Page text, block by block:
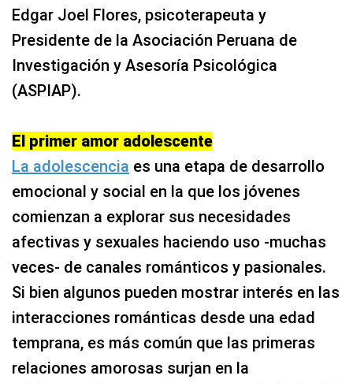
Edgar Joel Flores, psicoterapeuta y
Presidente de la Asociación Peruana de
Investigación y Asesoría Psicológica
(ASPIAP).
El primer amor adolescente
La adolescencia es una etapa de desarrollo
emocional y social en la que los jóvenes
comienzan a explorar sus necesidades
afectivas y sexuales haciendo uso -muchas
veces- de canales románticos y pasionales.
Si bien algunos pueden mostrar interés en las
interacciones románticas desde una edad
temprana, es más común que las primeras
relaciones amorosas surjan en la